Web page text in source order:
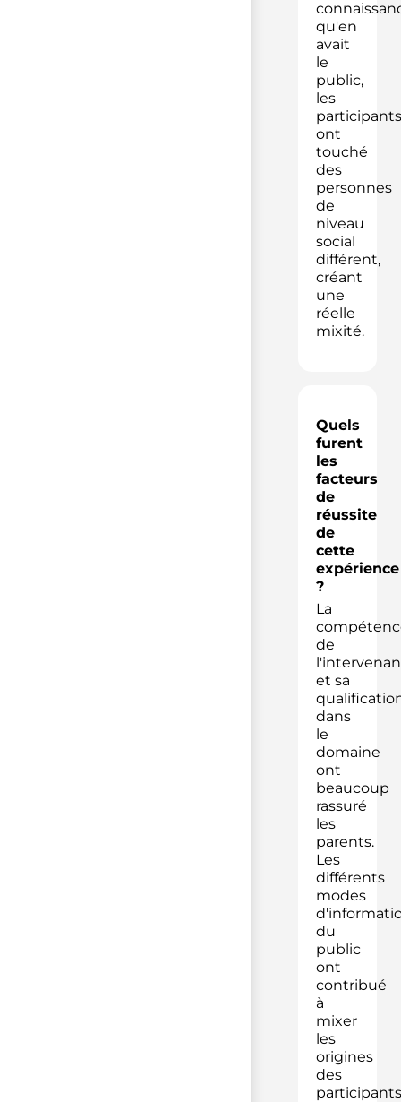
qu'en
avait
le
public,
les
participants
ont
touché
des
personnes
de
niveau
social
différent,
créant
une
réelle
mixité.
Quels
furent
les
facteurs
de
réussite
de
cette
expérience
?
La
de
et sa
dans
le
domaine
ont
beaucoup
rassuré
les
parents.
Les
différents
modes
du
public
ont
contribué
à
mixer
les
origines
des